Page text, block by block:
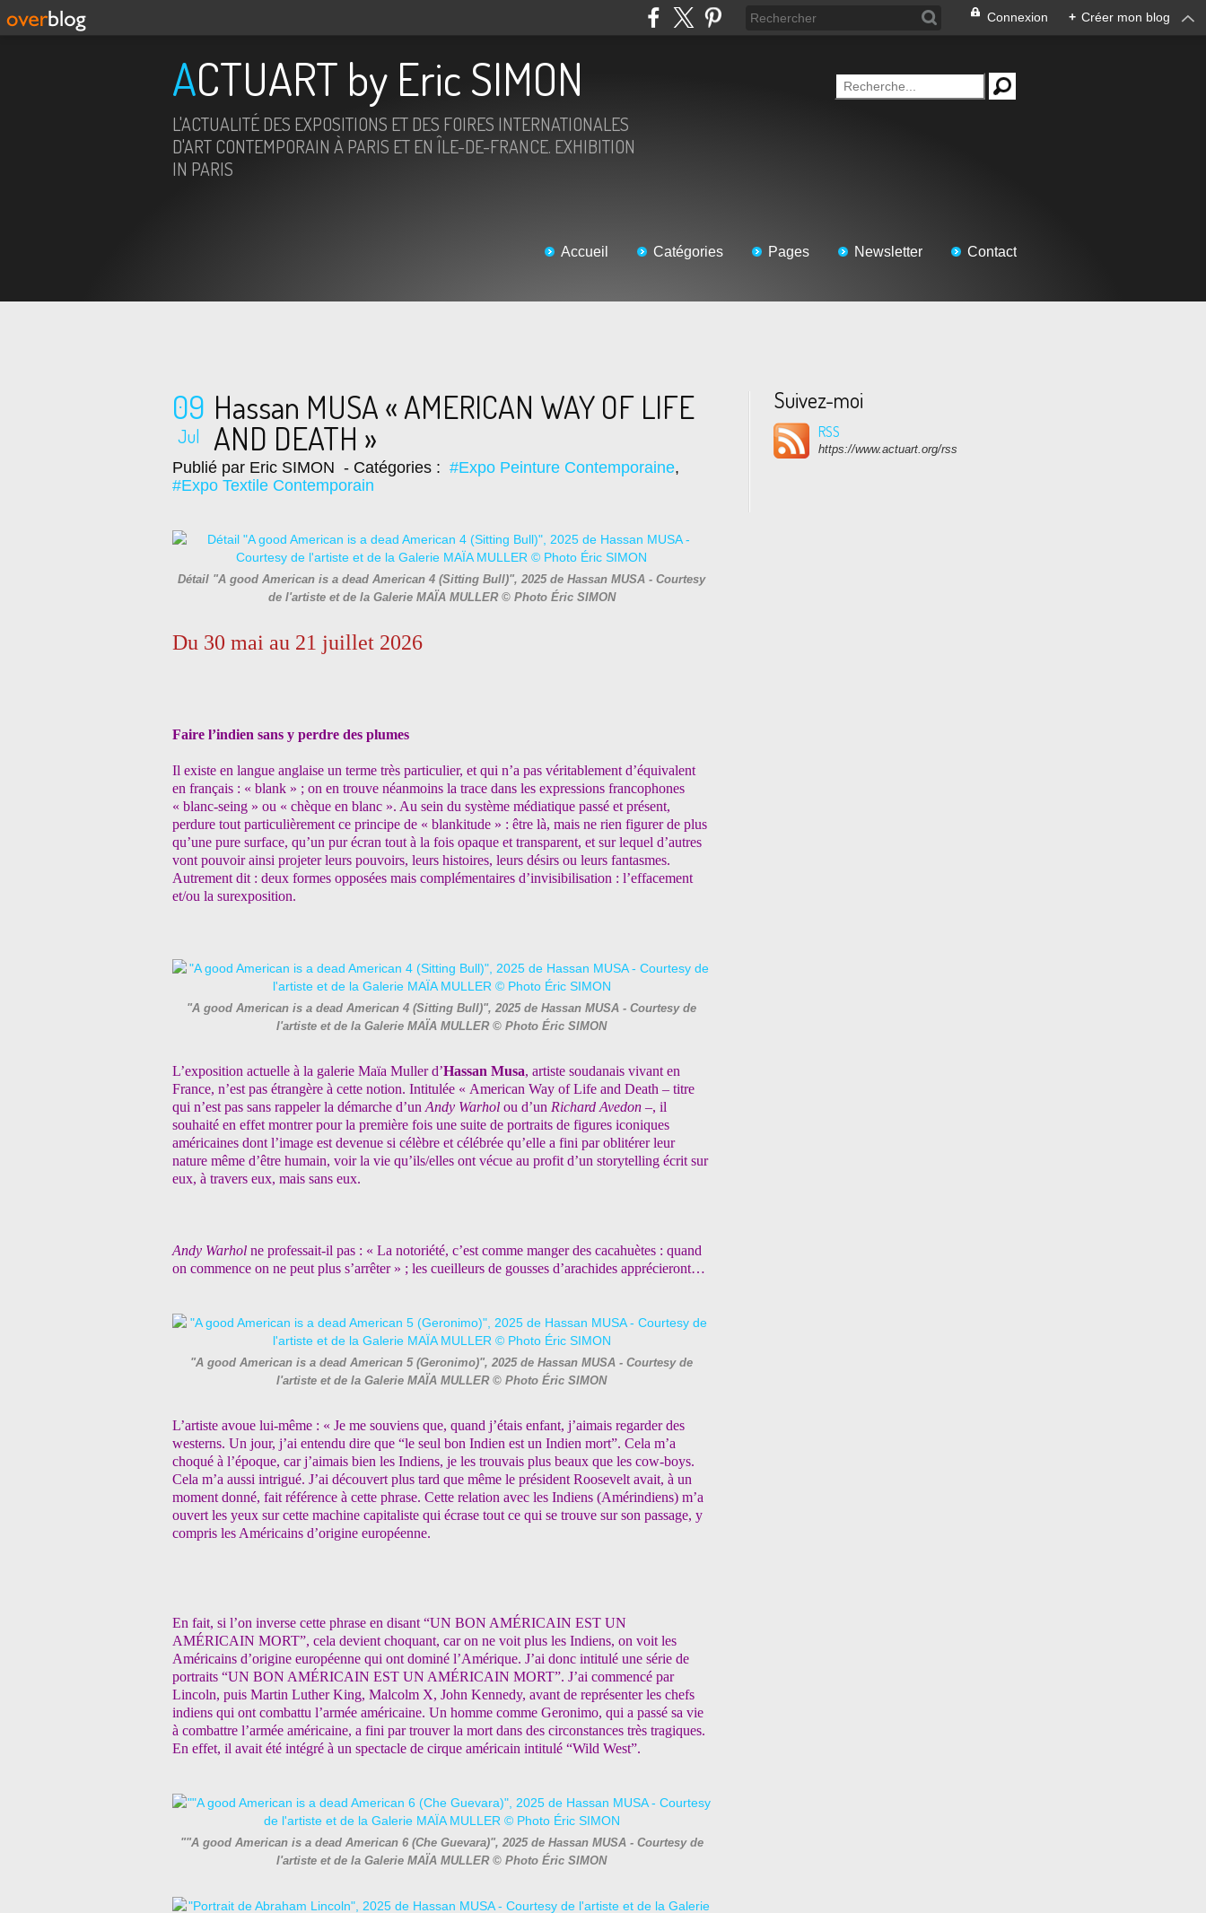
Connexion + Créer mon blog
ACTUART by Eric SIMON
L'ACTUALITÉ DES EXPOSITIONS ET DES FOIRES INTERNATIONALES
D'ART CONTEMPORAIN À PARIS ET EN ÎLE-DE-FRANCE. EXHIBITION
IN PARIS
Accueil Catégories Pages Newsletter Contact
09
Jul
Hassan MUSA « AMERICAN WAY OF LIFE
AND DEATH »
Publié par Eric SIMON - Catégories : #Expo Peinture Contemporaine,
#Expo Textile Contemporain
Détail "A good American is a dead American 4 (Sitting Bull)", 2025 de Hassan MUSA - Courtesy
de l'artiste et de la Galerie MAÏA MULLER © Photo Éric SIMON
Du 30 mai au 21 juillet 2026
Faire l’indien sans y perdre des plumes
Il existe en langue anglaise un terme très particulier, et qui n’a pas véritablement d’équivalent
en français : « blank » ; on en trouve néanmoins la trace dans les expressions francophones
« blanc-seing » ou « chèque en blanc ». Au sein du système médiatique passé et présent,
perdure tout particulièrement ce principe de « blankitude » : être là, mais ne rien figurer de plus
qu’une pure surface, qu’un pur écran tout à la fois opaque et transparent, et sur lequel d’autres
vont pouvoir ainsi projeter leurs pouvoirs, leurs histoires, leurs désirs ou leurs fantasmes.
Autrement dit : deux formes opposées mais complémentaires d’invisibilisation : l’effacement
et/ou la surexposition.
"A good American is a dead American 4 (Sitting Bull)", 2025 de Hassan MUSA - Courtesy de
l'artiste et de la Galerie MAÏA MULLER © Photo Éric SIMON
L’exposition actuelle à la galerie Maïa Muller d’Hassan Musa, artiste soudanais vivant en
France, n’est pas étrangère à cette notion. Intitulée « American Way of Life and Death – titre
qui n’est pas sans rappeler la démarche d’un Andy Warhol ou d’un Richard Avedon –, il
souhaité en effet montrer pour la première fois une suite de portraits de figures iconiques
américaines dont l’image est devenue si célèbre et célébrée qu’elle a fini par oblitérer leur
nature même d’être humain, voir la vie qu’ils/elles ont vécue au profit d’un storytelling écrit sur
eux, à travers eux, mais sans eux.
Andy Warhol ne professait-il pas : « La notoriété, c’est comme manger des cacahuètes : quand
on commence on ne peut plus s’arrêter » ; les cueilleurs de gousses d’arachides apprécieront…
"A good American is a dead American 5 (Geronimo)", 2025 de Hassan MUSA - Courtesy de
l'artiste et de la Galerie MAÏA MULLER © Photo Éric SIMON
L’artiste avoue lui-même : « Je me souviens que, quand j’étais enfant, j’aimais regarder des
westerns. Un jour, j’ai entendu dire que “le seul bon Indien est un Indien mort”. Cela m’a
choqué à l’époque, car j’aimais bien les Indiens, je les trouvais plus beaux que les cow-boys.
Cela m’a aussi intrigué. J’ai découvert plus tard que même le président Roosevelt avait, à un
moment donné, fait référence à cette phrase. Cette relation avec les Indiens (Amérindiens) m’a
ouvert les yeux sur cette machine capitaliste qui écrase tout ce qui se trouve sur son passage, y
compris les Américains d’origine européenne.
En fait, si l’on inverse cette phrase en disant “UN BON AMÉRICAIN EST UN
AMÉRICAIN MORT”, cela devient choquant, car on ne voit plus les Indiens, on voit les
Américains d’origine européenne qui ont dominé l’Amérique. J’ai donc intitulé une série de
portraits “UN BON AMÉRICAIN EST UN AMÉRICAIN MORT”. J’ai commencé par
Lincoln, puis Martin Luther King, Malcolm X, John Kennedy, avant de représenter les chefs
indiens qui ont combattu l’armée américaine. Un homme comme Geronimo, qui a passé sa vie
à combattre l’armée américaine, a fini par trouver la mort dans des circonstances très tragiques.
En effet, il avait été intégré à un spectacle de cirque américain intitulé “Wild West”.
""A good American is a dead American 6 (Che Guevara)", 2025 de Hassan MUSA - Courtesy de
l'artiste et de la Galerie MAÏA MULLER © Photo Éric SIMON
Suivez-moi
RSS
https://www.actuart.org/rss